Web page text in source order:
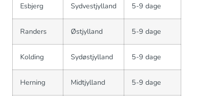
Esbjerg Sydvestjylland 5-9 dage
Randers Østjylland 5-9 dage
Kolding Sydøstjylland 5-9 dage
Herning Midtjylland 5-9 dage